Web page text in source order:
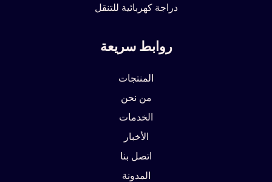
دراجة كهربائية للتنقل
روابط سريعة
المنتجات
من نحن
الخدمات
الأخبار
اتصل بنا
المدونة